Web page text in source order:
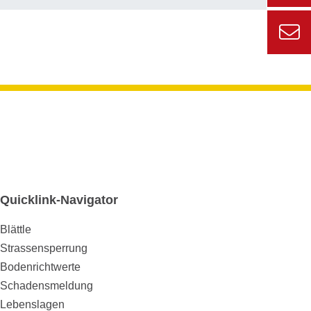
Quicklink-Navigator
Blättle
Strassensperrung
Bodenrichtwerte
Schadensmeldung
Lebenslagen
Seite
für den